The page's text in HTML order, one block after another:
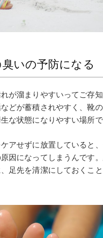
いの予防になる
が溜まりやすいってご存
どが蓄積されやすく、靴
な状態になりやすい場所で
アせずに放置していると
因になってしまうんです
足先を清潔にしておくこ